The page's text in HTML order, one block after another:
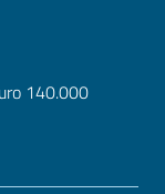
140.000